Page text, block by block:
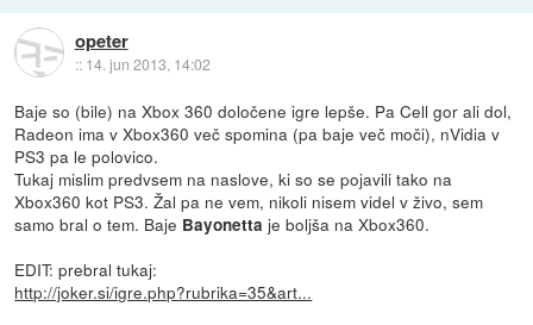
opeter
:: 14. jun 2013, 14:02
Baje so (bile) na Xbox 360 določene igre lepše. Pa Cell gor ali dol,
Radeon ima v Xbox360 več spomina (pa baje več moči), nVidia v
PS3 pa le polovico.
Tukaj mislim predvsem na naslove, ki so se pojavili tako na
Xbox360 kot PS3. Žal pa ne vem, nikoli nisem videl v živo, sem
samo bral o tem. Baje Bayonetta je boljša na Xbox360.
EDIT: prebral tukaj:
http://joker.si/igre.php?rubrika=35&art...